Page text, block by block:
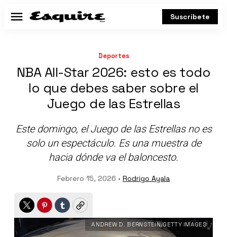
Menú Suscríbete
Deportes
NBA All-Star 2026: esto es todo
lo que debes saber sobre el
Juego de las Estrellas
Este domingo, el Juego de las Estrellas no es
solo un espectáculo. Es una muestra de
hacia dónde va el baloncesto.
Febrero 15, 2026 • Rodrigo Ayala
TwitterPinterest
TumblrCopy
ANDREW D. BERNSTEIN/GETTY IMAGES